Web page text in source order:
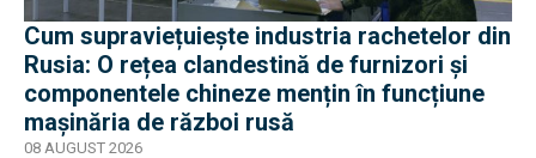
Cum supraviețuiește industria rachetelor din
Rusia: O rețea clandestină de furnizori și
componentele chineze mențin în funcțiune
mașinăria de război rusă
08 AUGUST 2026